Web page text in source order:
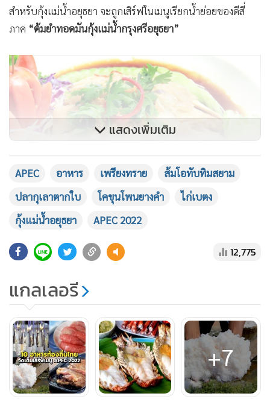
สำหรับกุ้งแม่น้ำอยุธยา จะถูกเสิร์ฟในเมนูเรียกน้ำย่อยของดีสี่
ภาค “ต้มยำทอดมันกุ้งแม่น้ำกรุงศรีอยุธยา”
ไก่เบตง
ไก่เบตงนั้นเป็นไก่เนื้อพันธุ์พื้นเมือง ที่มีต้นกำเนิดมาจากไก่พันธุ์
เหลียงซาน จากประเทศจีน นำมาเลี้ยงที่เบตง จนกลายเป็นไก่ที่
ทำชื่อเสียงให้ อ.เบตง จ.ยะลา เป็นอย่างมาก ปัจจุบันมีการส่ง
เสริมให้เลี้ยงไก่เบตงในพื้นที่อื่นๆ ด้วย เนื่องจากเป็นที่นิยมในหมู่
ผู้บริโภค
โดยจุดเด่นของไก่เบตงคือ เนื้อแน่นนุ่ม หนังกรอบ มันน้อยมาก
แสดงเพิ่มเติม
APEC อาหาร เพรียงทราย
ส้มโอทับทิมสยาม
ปลากุเลาตากใบ
โคขุนโพนยางคำ
ไก่เบตง
กุ้งแม่น้ำอยุธยา
APEC 2022
12,775
แกลเลอรี
+7